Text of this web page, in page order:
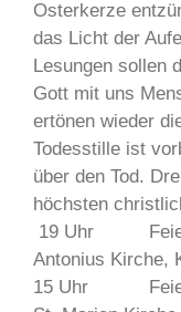
Osterkerze
das Licht der
Lesungen sollen
Gott mit uns
ertönen wieder
Todesstille ist
über den Tod.
höchsten
19 Uhr Feier
Antonius
15 Uhr Feier